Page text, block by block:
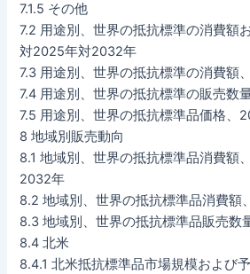
7.1.5 その他
7.2 用途別、世界の抵抗標準の消費額
対2025年対2032年
7.3 用途別、世界の抵抗標準の消費額
7.4 用途別、世界の抵抗標準の販売数
7.5 用途別、世界の抵抗標準品価格、
8 地域別販売動向
8.1 地域別、世界の抵抗標準品消費額
2032年
8.2 地域別、世界の抵抗標準品消費額
8.3 地域別、世界の抵抗標準品販売数
8.4 北米
8.4.1 北米抵抗標準品市場規模および